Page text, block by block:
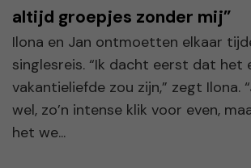
altijd groepjes zonder mij”
Ilona en Jan ontmoetten elkaar
singlesreis. “Ik dacht eerst dat het
vakantieliefde zou zijn,” zegt Ilona.
wel, zo’n intense klik voor even,
het we...